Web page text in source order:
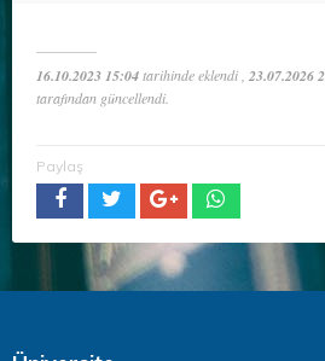
16.10.2023 15:04tarihinde eklendi , 23.07.2026
tarafından güncellendi.
Paylaş